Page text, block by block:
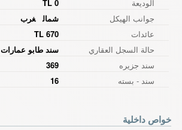
الوديعة
0 TL
جوانب الهيكل
شمال
غرب
عائدات
670 TL
حالة السجل العقاري
سند طابو عمارات
سند جزیره
369
سند - بسته
16
خواص داخلية